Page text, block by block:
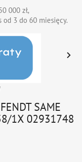
000 zł,
od 3 do 60 miesięcy.

SAME
1X 02931748